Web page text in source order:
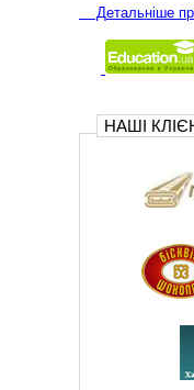
Детальніше
НАШІ